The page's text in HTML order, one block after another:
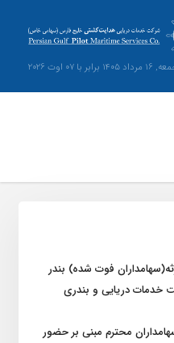
1405 برابر با 07 اوت 2026
فوت شده) بندر
خدمات دریایی و بندری
محترم مبنی بر حضور